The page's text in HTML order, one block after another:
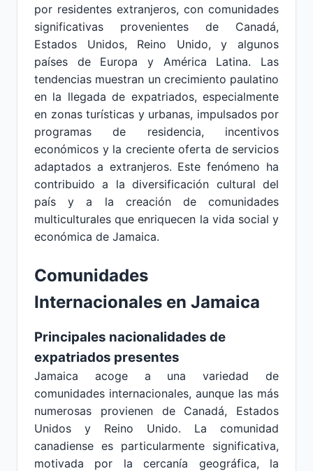
por residentes extranjeros, con comunidades
significativas provenientes de Canadá,
Estados Unidos, Reino Unido, y algunos
países de Europa y América Latina. Las
tendencias muestran un crecimiento paulatino
en la llegada de expatriados, especialmente
en zonas turísticas y urbanas, impulsados por
programas de residencia, incentivos
económicos y la creciente oferta de servicios
adaptados a extranjeros. Este fenómeno ha
contribuido a la diversificación cultural del
país y a la creación de comunidades
multiculturales que enriquecen la vida social y
económica de Jamaica.
Comunidades
Internacionales en Jamaica
Principales nacionalidades de
expatriados presentes
Jamaica acoge a una variedad de
comunidades internacionales, aunque las más
numerosas provienen de Canadá, Estados
Unidos y Reino Unido. La comunidad
canadiense es particularmente significativa,
motivada por la cercanía geográfica, la